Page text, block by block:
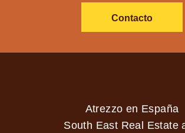
Contacto
Atrezzo en España
South East Real Estate